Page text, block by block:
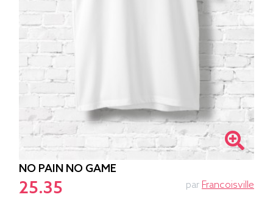
NO PAIN NO GAME
25.35 par Francoisville